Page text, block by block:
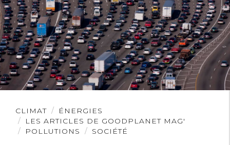
CLIMAT
ÉNERGIES
LES ARTICLES DE GOODPLANET MAG'
POLLUTIONS
SOCIÉTÉ
Lire
l'article